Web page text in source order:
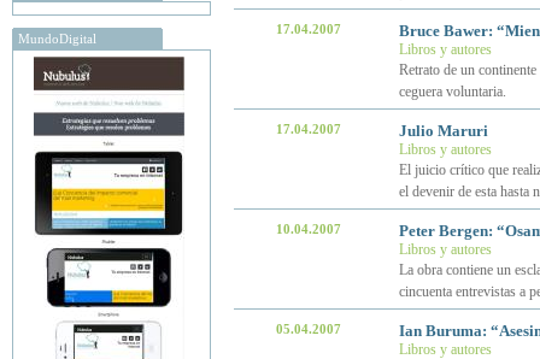
MundoDigital
17.04.2007 Bruce Bawer:
Libros y autores
Retrato de un
ceguera voluntaria.
17.04.2007 Julio Maruri
Libros y autores
El juicio crítico que
el devenir de esta hasta
10.04.2007 Peter Bergen:
Libros y autores
La obra contiene un
cincuenta entrevistas a
05.04.2007 Ian Buruma:
Libros y autores